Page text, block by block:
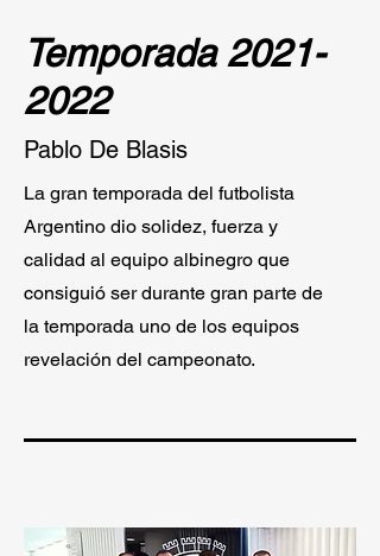
Temporada 2021-
2022
Pablo De Blasis
La gran temporada del futbolista
Argentino dio solidez, fuerza y
calidad al equipo albinegro que
consiguió ser durante gran parte de
la temporada uno de los equipos
revelación del campeonato.